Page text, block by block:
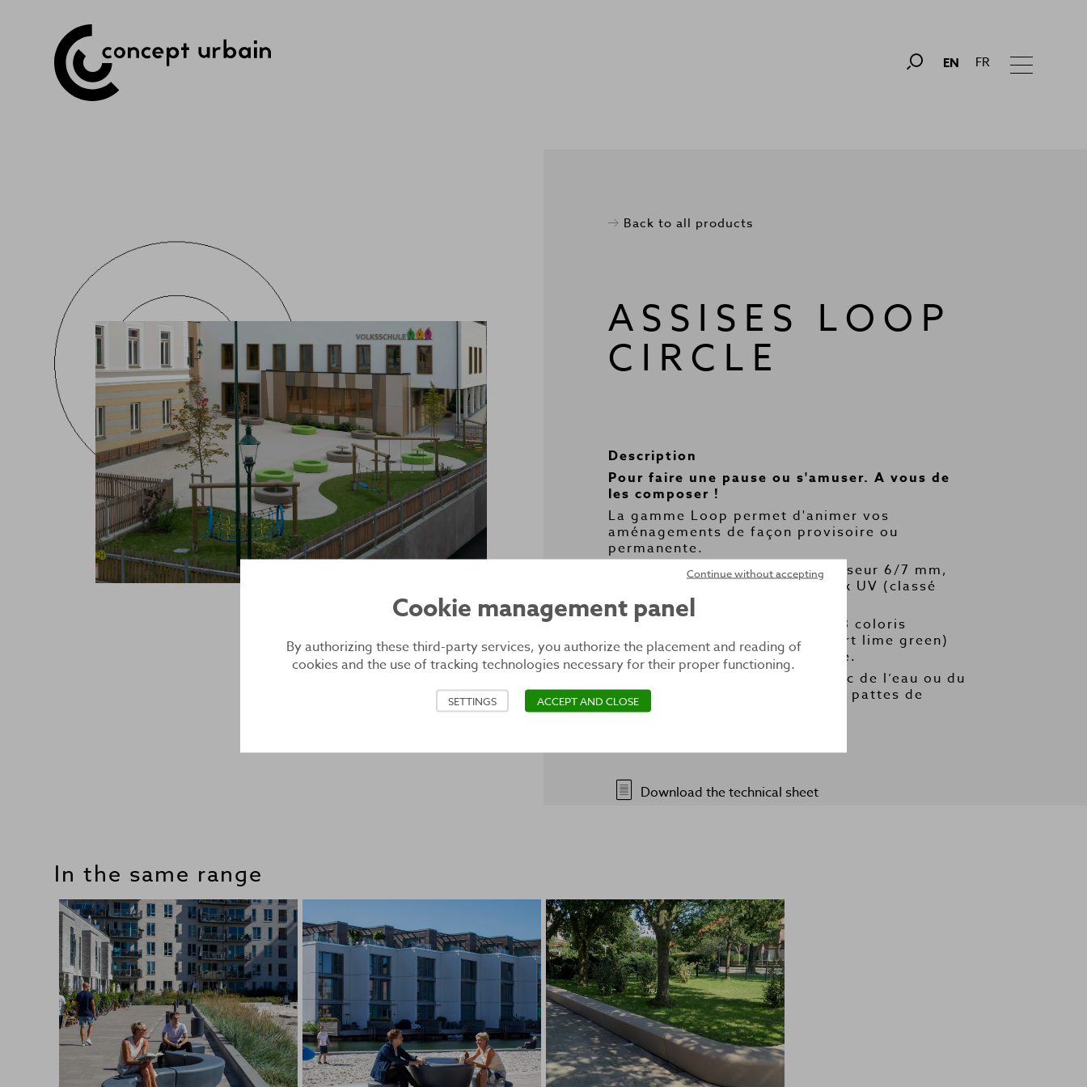
EN FR
Back to all products
Download the technical sheet
ASSISES LOOP
CIRCLE
Description
Pour faire une pause ou s'amuser. A vous de
les composer !
La gamme Loop permet d'animer vos
aménagements de façon provisoire ou
permanente.
Réalisé en polyéthylène d'épaisseur 6/7 mm,
résistant aux intempéries et aux UV (classé
UV-8).
La gamme Loop vous propose 3 coloris
standards (rouge, orange et vert lime green)
et 7 autres coloris en plus value.
Chaque module est à lester avec de l’eau ou du
sable ou à fixer au sol avec des pattes de
fixation.
In the same range
Cookie management panel
By authorizing these third-party services, you authorize the placement and reading of
cookies and the use of tracking technologies necessary for their proper functioning.
Continue without accepting
SETTINGS ACCEPT AND CLOSE